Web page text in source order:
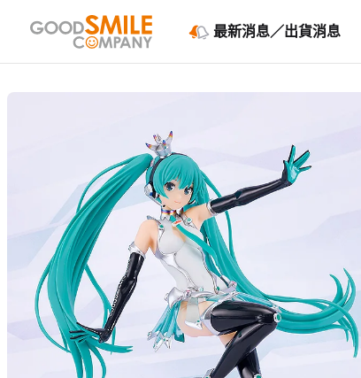
最新消息／出貨消息